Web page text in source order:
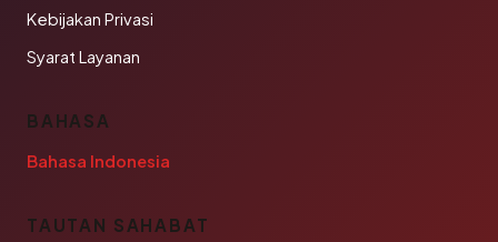
Kebijakan Privasi
Syarat Layanan
BAHASA
Bahasa Indonesia
TAUTAN SAHABAT